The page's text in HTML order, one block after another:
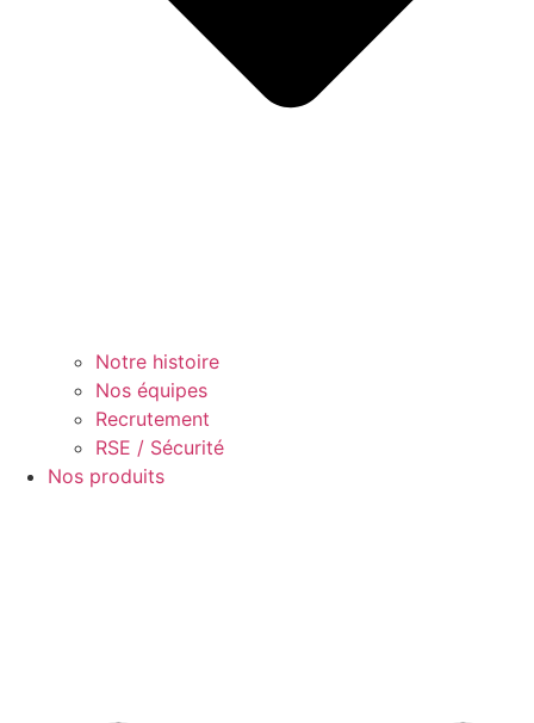
Notre histoire
Nos équipes
Recrutement
RSE / Sécurité
Nos produits